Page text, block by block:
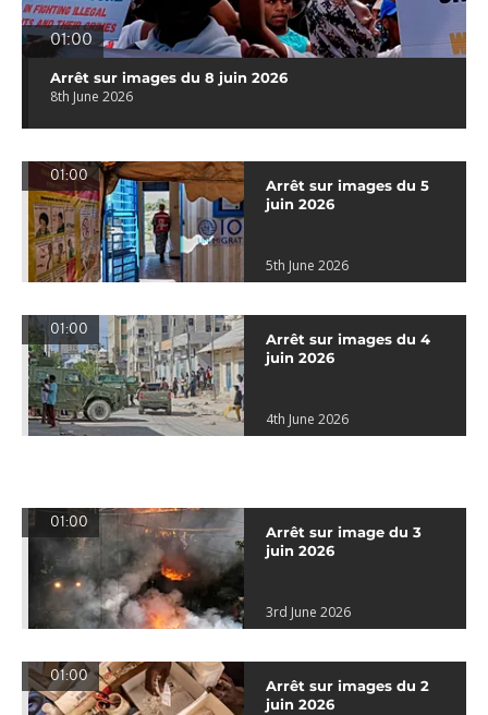
01:00
Arrêt sur images du 8 juin 2026
8th June 2026
01:00
Arrêt sur images du 5
juin 2026
5th June 2026
01:00
Arrêt sur images du 4
juin 2026
4th June 2026
01:00
Arrêt sur image du 3
juin 2026
3rd June 2026
01:00
Arrêt sur images du 2
juin 2026